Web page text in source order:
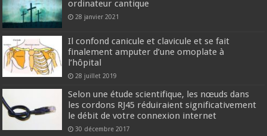
ordinateur cantique
28 janvier 2021
Il confond canicule et clavicule et se fait
finalement amputer d’une omoplate à
l’hôpital
28 juillet 2019
Selon une étude scientifique, les nœuds dans
les cordons RJ45 réduiraient significativement
le débit de votre connexion internet
30 décembre 2017